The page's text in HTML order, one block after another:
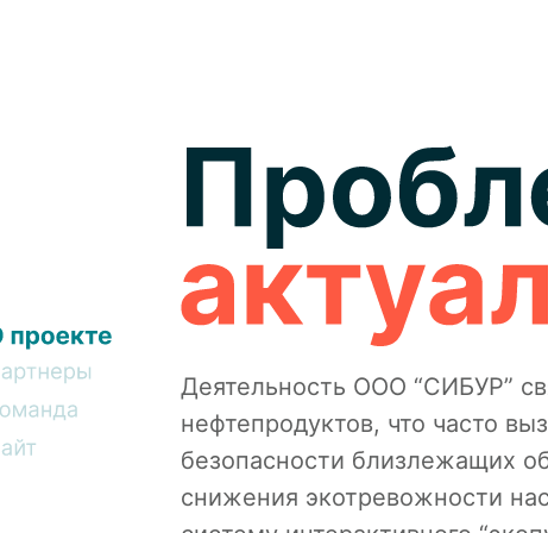
Деятельность ООО “СИБУР”
нефтепродуктов, что часто
безопасности близлежащих
снижения экотревожности